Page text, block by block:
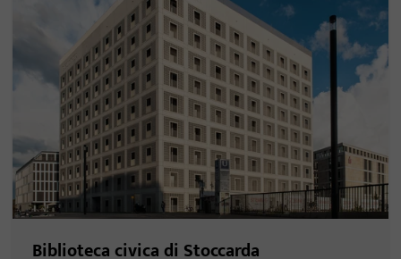
Biblioteca civica di Stoccarda